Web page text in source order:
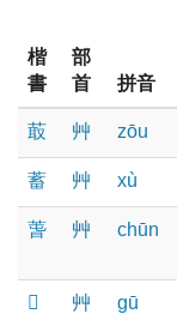
楷
書
部
首
拼音
菆 艸 zōu
蓄 艸 xù
萅 艸 chūn
𦱄 艸 ɡū